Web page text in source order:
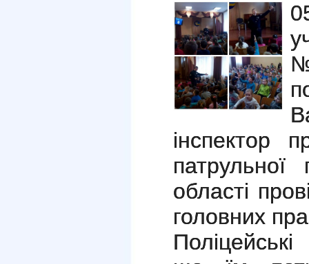
інспектор
патрульної
області
головних